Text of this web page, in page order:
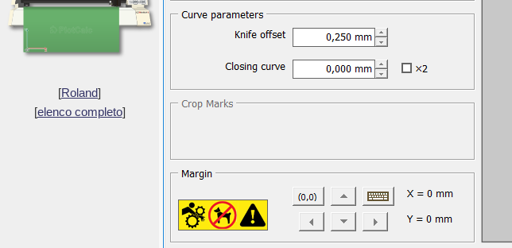
[Roland]
[elenco completo]